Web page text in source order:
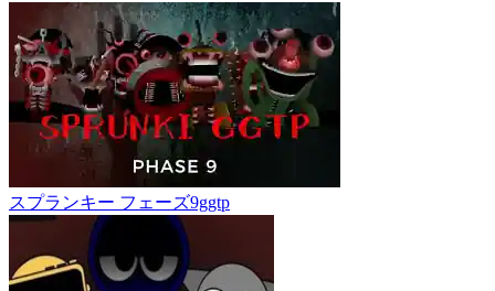
スプランキー フェーズ9ggtp